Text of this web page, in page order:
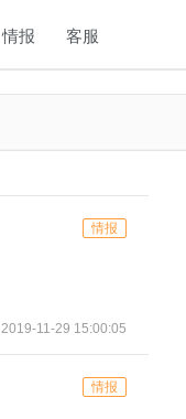
情报 客服
情报
2019-11-29 15:00:05
情报